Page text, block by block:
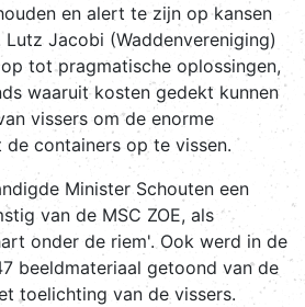
en alert te zijn op kansen
Jacobi (Waddenvereniging)
tot pragmatische oplossingen,
waaruit kosten gedekt kunnen
vissers om de enorme
containers op te vissen.
Minister Schouten een
van de MSC ZOE, als
onder de riem'. Ook werd in de
beeldmateriaal getoond van de
toelichting van de vissers.